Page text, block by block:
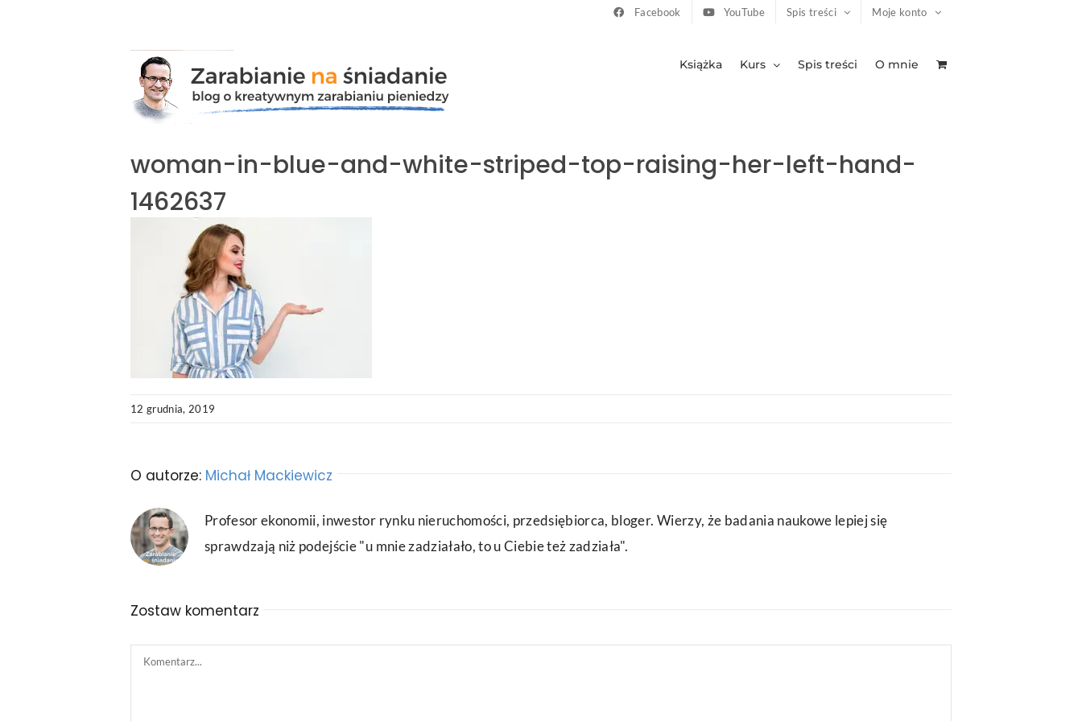
Facebook YouTube Spis treści Moje konto
Książka Kurs Spis treści O mnie
woman-in-blue-and-white-striped-top-raising-her-left-hand-
1462637
12 grudnia, 2019
O autorze: Michał Mackiewicz
Profesor ekonomii, inwestor rynku nieruchomości, przedsiębiorca, bloger. Wierzy, że badania naukowe lepiej się
sprawdzają niż podejście "u mnie zadziałało, to u Ciebie też zadziała".
Zostaw komentarz
Comment